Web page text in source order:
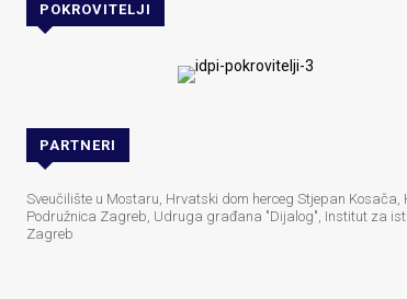
POKROVITELJI
PARTNERI
Sveučilište u Mostaru, Hrvatski dom herceg Stjepan Kosača,
Podružnica Zagreb, Udruga građana "Dijalog", Institut za
Zagreb